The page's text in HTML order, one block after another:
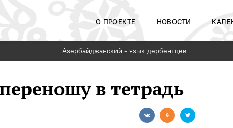
О ПРОЕКТЕ НОВОСТИ
Азербайджанский - язык дербентцев
в тетрадь